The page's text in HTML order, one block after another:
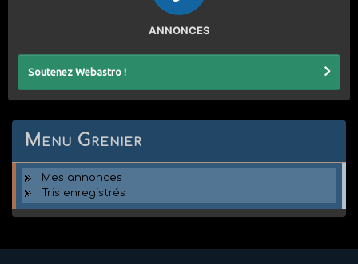
ANNONCES
Soutenez Webastro !
Menu Grenier
Mes annonces
Tris enregistrés